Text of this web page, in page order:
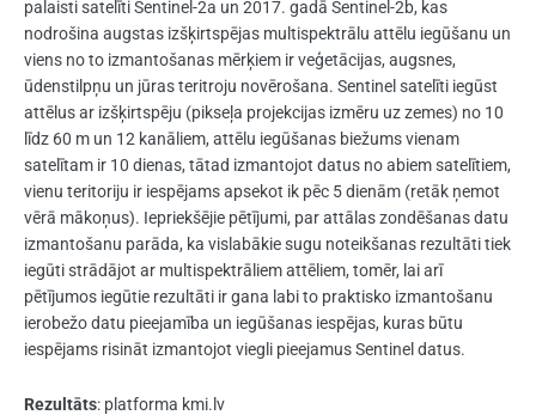
palaisti satelīti Sentinel-2a un 2017. gadā Sentinel-2b, kas
nodrošina augstas izšķirtspējas multispektrālu attēlu iegūšanu un
viens no to izmantošanas mērķiem ir veģetācijas, augsnes,
ūdenstilpņu un jūras teritroju novērošana. Sentinel satelīti iegūst
attēlus ar izšķirtspēju (pikseļa projekcijas izmēru uz zemes) no 10
līdz 60 m un 12 kanāliem, attēlu iegūšanas biežums vienam
satelītam ir 10 dienas, tātad izmantojot datus no abiem satelītiem,
vienu teritoriju ir iespējams apsekot ik pēc 5 dienām (retāk ņemot
vērā mākoņus). Iepriekšējie pētījumi, par attālas zondēšanas datu
izmantošanu parāda, ka vislabākie sugu noteikšanas rezultāti tiek
iegūti strādājot ar multispektrāliem attēliem, tomēr, lai arī
pētījumos iegūtie rezultāti ir gana labi to praktisko izmantošanu
ierobežo datu pieejamība un iegūšanas iespējas, kuras būtu
iespējams risināt izmantojot viegli pieejamus Sentinel datus.
Rezultāts: platforma kmi.lv